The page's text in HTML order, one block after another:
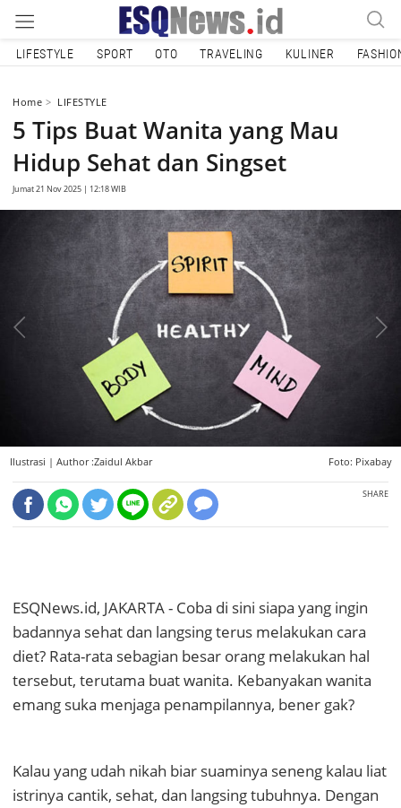
LIFESTYLE SPORT OTO TRAVELING KULINER
Home LIFESTYLE
5 Tips Buat Wanita yang Mau
Hidup Sehat dan Singset
Jumat 21 Nov 2025 | 12:18 WIB
Ilustrasi | Author :Zaidul Akbar Foto: Pixabay
SHARE
ESQNews.id, JAKARTA - Coba di sini siapa yang ingin
badannya sehat dan langsing terus melakukan cara
diet? Rata-rata sebagian besar orang melakukan hal
tersebut, terutama buat wanita. Kebanyakan wanita
emang suka menjaga penampilannya, bener gak?
Kalau yang udah nikah biar suaminya seneng kalau liat
istrinya cantik, sehat, dan langsing tubuhnya. Dengan